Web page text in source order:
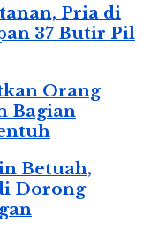
Pria di
37 Butir Pil
Orang
Bagian
Betuah,
Dorong